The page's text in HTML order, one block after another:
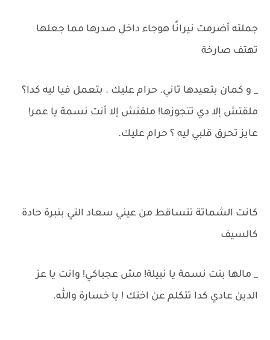
جملته أضرمت نيرانًا هوجاء داخل صدرها مما جعلها
تهتف صارخة
_ و كمان بتعيدها تاني. حرام عليك . بتعمل فيا ليه كدا؟
ملقتش إلا دي تتجوزها! ملقتش إلا أنت نسمة يا عمر!
عايز تحرق قلبي ليه ؟ حرام عليك.
كانت الشماتة تتساقط من عيني سعاد التي بنبرة حادة
كالسيف
_ مالها بنت نسمة يا نبيلة! مش عجباكي! وانت يا عز
الدين عادي كدا تتكلم عن اختك ! يا خسارة والله.